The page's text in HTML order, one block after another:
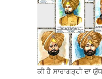
ਕੀ ਹੈ ਸਾਰਾਗੜ੍ਹੀ ਦਾ